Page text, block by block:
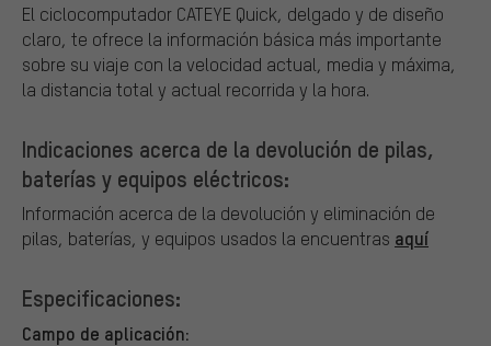
El ciclocomputador CATEYE Quick, delgado y de diseño
claro, te ofrece la información básica más importante
sobre su viaje con la velocidad actual, media y máxima,
la distancia total y actual recorrida y la hora.
Indicaciones acerca de la devolución de pilas,
baterías y equipos eléctricos:
Información acerca de la devolución y eliminación de
pilas, baterías, y equipos usados la encuentras aquí
Especificaciones:
Campo de aplicación: